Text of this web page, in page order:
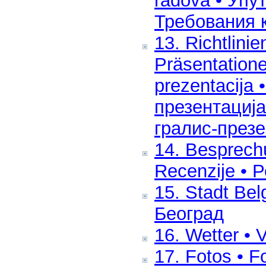
Требования
13.
prezentacija
гралис-
14.
Recenzije •
15. Stadt
Београд
16. Wetter •
17. Fotos •